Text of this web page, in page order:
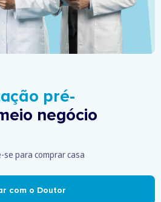
pré-
negócio
se para comprar casa
com o Doutor